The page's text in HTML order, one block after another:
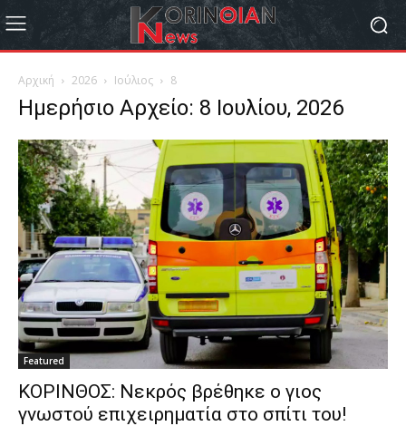
Αρχική 2026 Ιούλιος 8
Ημερήσιο Αρχείο: 8 Ιουλίου, 2026
Featured
ΚΟΡΙΝΘΟΣ: Νεκρός βρέθηκε ο γιος
γνωστού επιχειρηματία στο σπίτι του!